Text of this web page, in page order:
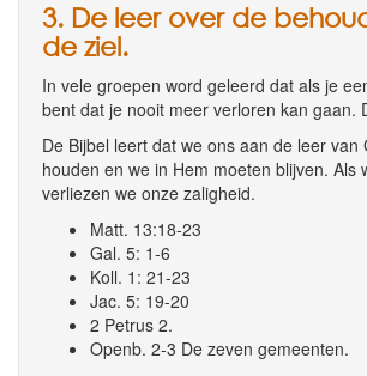
3. De leer over de
de ziel.
In vele groepen word geleerd dat als je
bent dat je nooit meer verloren kan gaan.
De Bijbel leert dat we ons aan de leer van
houden en we in Hem moeten blijven. Als
verliezen we onze zaligheid.
Matt. 13:18-23
Gal. 5: 1-6
Koll. 1: 21-23
Jac. 5: 19-20
2 Petrus 2.
Openb. 2-3 De zeven gemeenten.